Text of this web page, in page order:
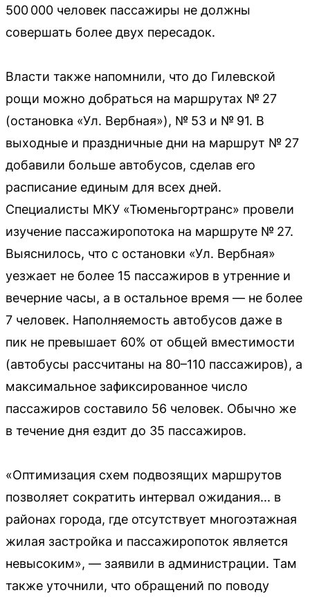
500 000 человек пассажиры не должны
совершать более двух пересадок.
Власти также напомнили, что до Гилевской
рощи можно добраться на маршрутах № 27
(остановка «Ул. Вербная»), № 53 и № 91. В
выходные и праздничные дни на маршрут № 27
добавили больше автобусов, сделав его
расписание единым для всех дней.
Специалисты МКУ «Тюменьгортранс» провели
изучение пассажиропотока на маршруте № 27.
Выяснилось, что с остановки «Ул. Вербная»
уезжает не более 15 пассажиров в утренние и
вечерние часы, а в остальное время — не более
7 человек. Наполняемость автобусов даже в
пик не превышает 60% от общей вместимости
(автобусы рассчитаны на 80–110 пассажиров), а
максимальное зафиксированное число
пассажиров составило 56 человек. Обычно же
в течение дня ездит до 35 пассажиров.
«Оптимизация схем подвозящих маршрутов
позволяет сократить интервал ожидания... в
районах города, где отсутствует многоэтажная
жилая застройка и пассажиропоток является
невысоким», — заявили в администрации. Там
также уточнили, что обращений по поводу